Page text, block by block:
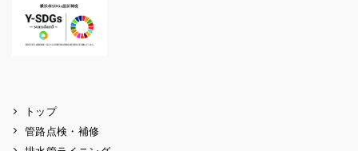
トップ
管路点検・補修